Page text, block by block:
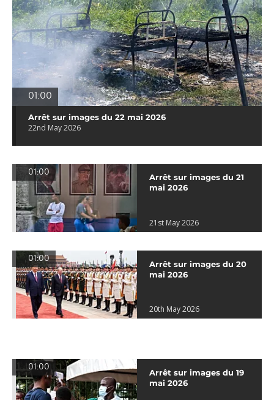
01:00
Arrêt sur images du 22 mai 2026
22nd May 2026
01:00
Arrêt sur images du 21
mai 2026
21st May 2026
01:00
Arrêt sur images du 20
mai 2026
20th May 2026
01:00
Arrêt sur images du 19
mai 2026